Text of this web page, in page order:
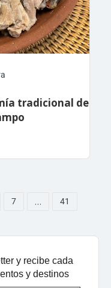
tradicional de
7 … 41
y recibe cada
y destinos